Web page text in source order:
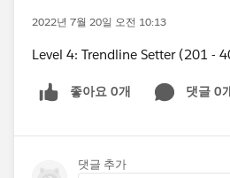
2022년 7월 20일 오전 10:13
Level 4: Trendline Setter (201 -
좋아요 0개 댓글 0
댓글 추가